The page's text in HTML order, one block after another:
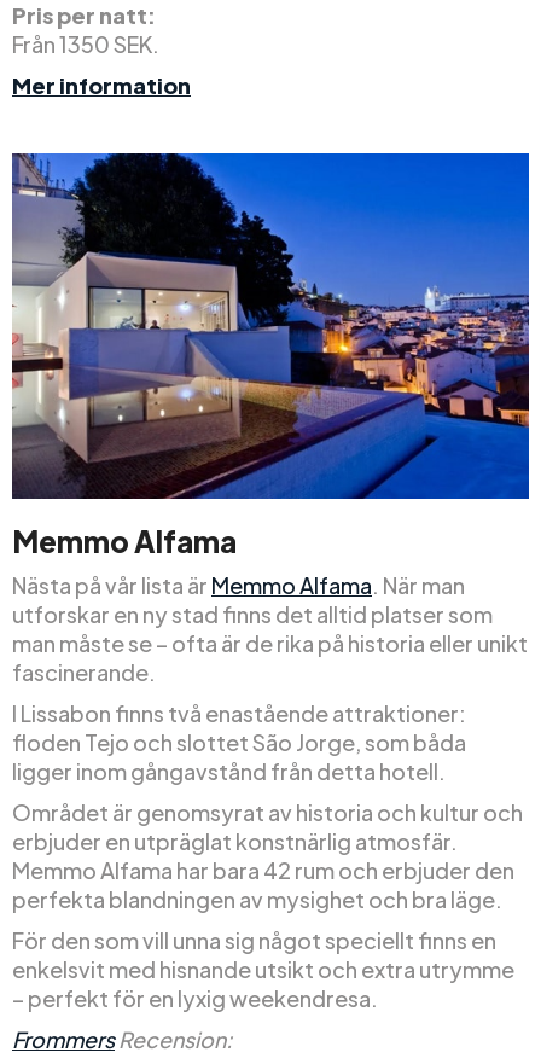
Pris per natt:
Från 1350 SEK.
Mer information
Memmo Alfama
Nästa på vår lista är Memmo Alfama. När man
utforskar en ny stad finns det alltid platser som
man måste se – ofta är de rika på historia eller unikt
fascinerande.
I Lissabon finns två enastående attraktioner:
floden Tejo och slottet São Jorge, som båda
ligger inom gångavstånd från detta hotell.
Området är genomsyrat av historia och kultur och
erbjuder en utpräglat konstnärlig atmosfär.
Memmo Alfama har bara 42 rum och erbjuder den
perfekta blandningen av mysighet och bra läge.
För den som vill unna sig något speciellt finns en
enkelsvit med hisnande utsikt och extra utrymme
– perfekt för en lyxig weekendresa.
Frommers Recension: